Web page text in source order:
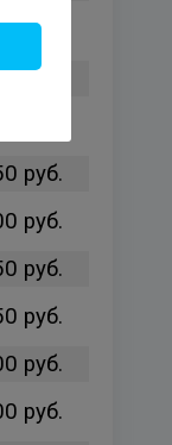
руб.
руб.
руб.
руб.
руб.
руб.
руб.
руб.